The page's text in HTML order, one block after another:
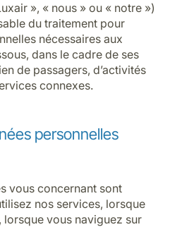
», « nous » ou « notre »)
du traitement pour
nécessaires aux
dans le cadre de ses
de passagers, d’activités
connexes.
personnelles
vous concernant sont
nos services, lorsque
vous naviguez sur